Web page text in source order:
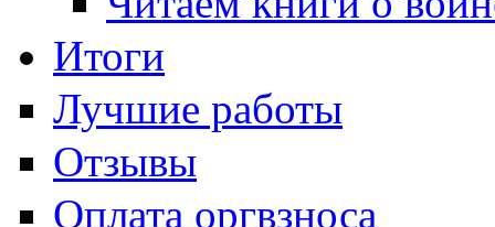
Итоги
Лучшие работы
Отзывы
Оплата оргвзноса